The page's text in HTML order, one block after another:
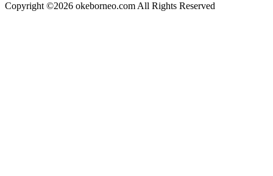
Copyright ©2026 okeborneo.com All Rights Reserved